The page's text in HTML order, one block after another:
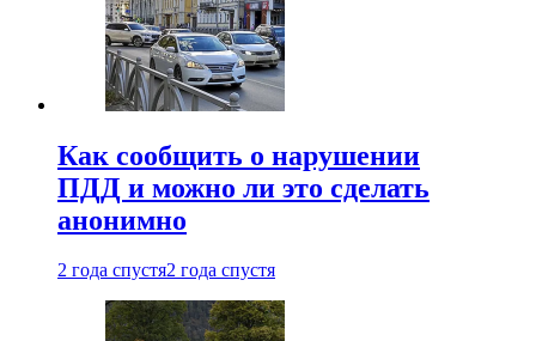
Как сообщить о нарушении
ПДД и можно ли это сделать
анонимно
2 года спустя2 года спустя